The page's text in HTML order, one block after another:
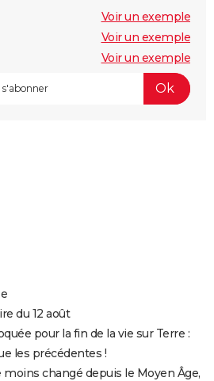
Voir un exemple
Voir un exemple
Voir un exemple
du 12 août
pour la fin de la vie sur Terre :
les précédentes !
moins changé depuis le Moyen Âge,